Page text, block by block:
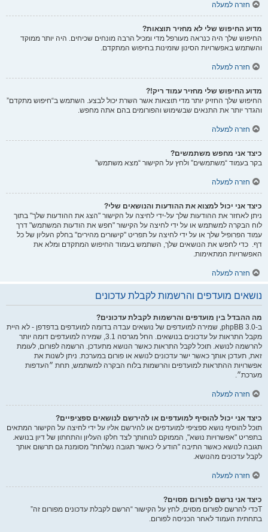
חזרה למעלה
מדוע החיפוש שלי לא מחזיר תוצאות?
החיפוש שלך היה כנראה מעורפל מדי ומכיל הרבה מונחים שכיחים. היה יותר ממוקד
והשתמש באפשרויות הסינון שזמינות בחיפוש המתקדם.
חזרה למעלה
מדוע החיפוש שלי מחזיר עמוד ריק!?
החיפוש שלך החזיק יותר מדי תוצאות אשר השרת יכול לבצע. השתמש ב“חיפוש מתקדם”
והגדר יותר את התנאים שבשימוש והפורומים בהם אתה מחפש.
חזרה למעלה
כיצד אני מחפש משתמשים?
בקר בעמוד “משתמשים” ולחץ על הקישור “מצא משתמש”
חזרה למעלה
כיצד אני יכול למצוא את ההודעות והנושאים שלי?
ניתן לאחזר את ההודעות שלך על-ידי לחיצה על הקישור "הצג את ההודעות שלך" בתוך
לוח הבקרה למשתמש או על ידי לחיצה על הקישור "חפש את הודעות המשתמש" דרך
עמוד הפרופיל שלך או על ידי לחיצה על תפריט "קישורים מהירים" בחלק העליון של כל
דף. כדי לחפש את הנושאים שלך, השתמש בעמוד החיפוש המתקדם ומלא את
האפשרויות המתאימות.
חזרה למעלה
נושאים מועדפים והרשמות לקבלת עדכונים
מה ההבדל בין מועדפים והרשמות לקבלת עדכונים?
ב-phpBB 3.0, שמירה למועדפים של נושאים עבדה בדומה למועדפים בדפדפן - לא היית
מקבל התראות על עדכונים בנושאים. החל מגרסה 3.1, שמירה למועדפים דומה יותר
להרשמה לנושא. תוכל לקבל התראות כאשר הנושא מתעדכן. הרשמה לפורום, לעומת
זאת, תעדכן אותך כאשר ישר עדכונים לנושא או פורום במערכת. ניתן לשנות את
אפשרויות ההתראות למועדפים והרשמות בלוח הבקרה למשתמש, תחת ״העדפות
מערכת״.
חזרה למעלה
כיצד אני יכול להוסיף למועדפים או להירשם לנושאים ספציפיים?
תוכל להוסיף נושא ספציפי למועדפים או להירשם אליו על ידי לחיצה על הקישור המתאים
בתפריט "אפשרויות נושא", הממוקם לנוחותך לצד חלקו העליון והתחתון של דיון בנושא.
תגובה לנושא כאשר התיבה "הודע לי כאשר תגובה נשלחת" מסומנת גם תרשום אותך
לקבל עדכונים מהנושא.
חזרה למעלה
כיצד אני נרשם לפורום מסוים?
Tכדי להרשם לפורום מסוים, לחץ על הקישור “הרשם לקבלת עדכונים מפורום זה”
בתחתית העמוד לאחר הכניסה לפורום.